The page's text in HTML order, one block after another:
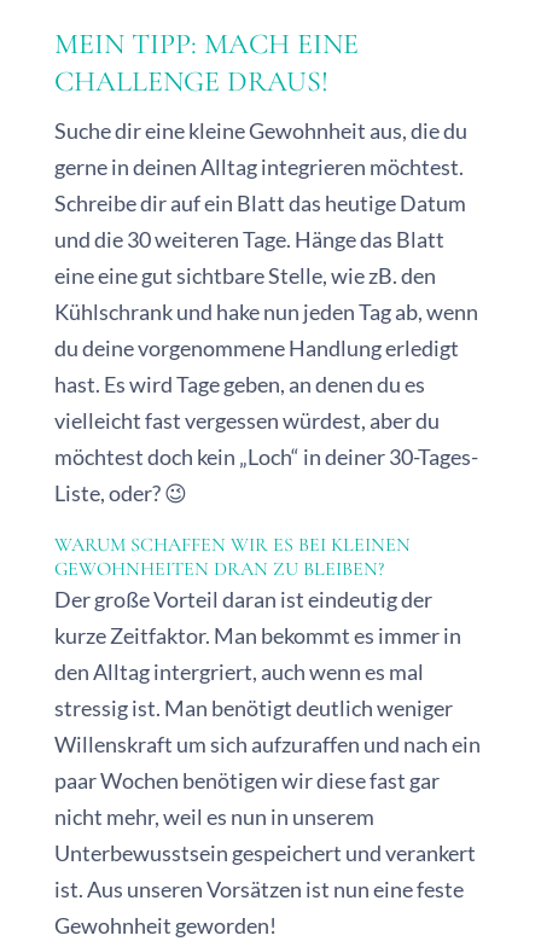
MEIN TIPP: MACH EINE
CHALLENGE DRAUS!
Suche dir eine kleine Gewohnheit aus, die du
gerne in deinen Alltag integrieren möchtest.
Schreibe dir auf ein Blatt das heutige Datum
und die 30 weiteren Tage. Hänge das Blatt
eine eine gut sichtbare Stelle, wie zB. den
Kühlschrank und hake nun jeden Tag ab, wenn
du deine vorgenommene Handlung erledigt
hast. Es wird Tage geben, an denen du es
vielleicht fast vergessen würdest, aber du
möchtest doch kein „Loch“ in deiner 30-Tages-
Liste, oder? 😉
WARUM SCHAFFEN WIR ES BEI KLEINEN
GEWOHNHEITEN DRAN ZU BLEIBEN?
Der große Vorteil daran ist eindeutig der
kurze Zeitfaktor. Man bekommt es immer in
den Alltag intergriert, auch wenn es mal
stressig ist. Man benötigt deutlich weniger
Willenskraft um sich aufzuraffen und nach ein
paar Wochen benötigen wir diese fast gar
nicht mehr, weil es nun in unserem
Unterbewusstsein gespeichert und verankert
ist. Aus unseren Vorsätzen ist nun eine feste
Gewohnheit geworden!